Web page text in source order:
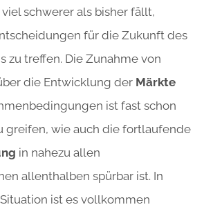
viel schwerer als bisher fällt,
für die Zukunft des
zu treffen. Die Zunahme von
die Entwicklung der Märkte
ist fast schon
greifen, wie auch die fortlaufende
in nahezu allen
allenthalben spürbar ist. In
ist es vollkommen